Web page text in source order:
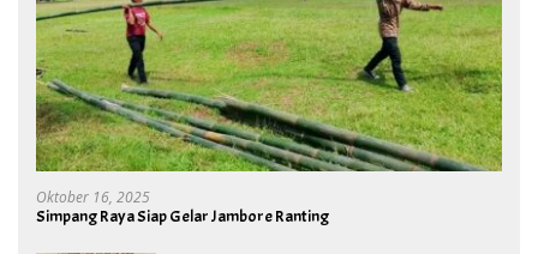
Oktober 16, 2025
Simpang Raya Siap Gelar Jambore Ranting